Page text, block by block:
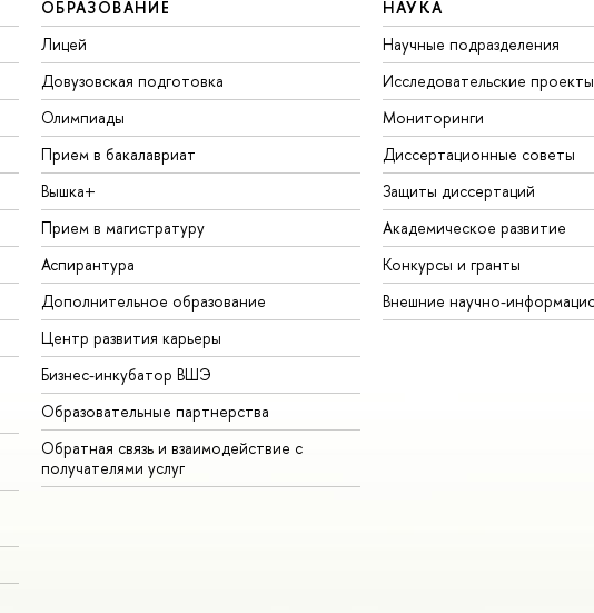
ОБРАЗОВАНИЕ
Лицей
Довузовская подготовка
Олимпиады
Прием в бакалавриат
Вышка+
Прием в магистратуру
Аспирантура
Дополнительное образование
Центр развития карьеры
Бизнес-инкубатор ВШЭ
Образовательные партнерства
Обратная связь и взаимодействие с
получателями услуг
НАУКА
Научные подразделения
Исследовательские проекты
Мониторинги
Диссертационные советы
Защиты диссертаций
Академическое развитие
Конкурсы и гранты
Внешние научно-